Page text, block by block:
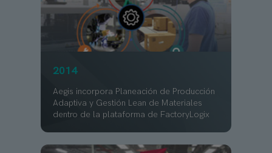
2014
Aegis incorpora Planeación de Producción
Adaptiva y Gestión Lean de Materiales
dentro de la plataforma de FactoryLogix